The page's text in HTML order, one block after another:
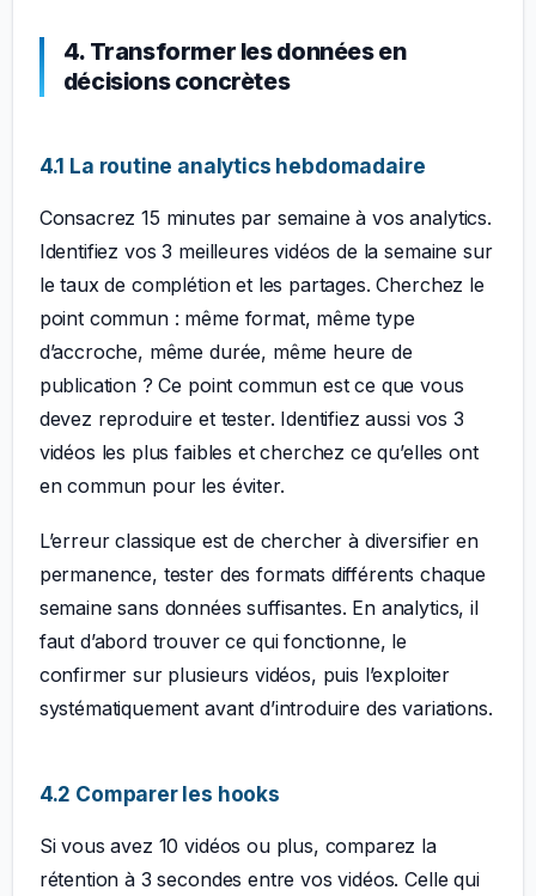
4. Transformer les données en
décisions concrètes
4.1 La routine analytics hebdomadaire
Consacrez 15 minutes par semaine à vos analytics.
Identifiez vos 3 meilleures vidéos de la semaine sur
le taux de complétion et les partages. Cherchez le
point commun : même format, même type
d’accroche, même durée, même heure de
publication ? Ce point commun est ce que vous
devez reproduire et tester. Identifiez aussi vos 3
vidéos les plus faibles et cherchez ce qu’elles ont
en commun pour les éviter.
L’erreur classique est de chercher à diversifier en
permanence, tester des formats différents chaque
semaine sans données suffisantes. En analytics, il
faut d’abord trouver ce qui fonctionne, le
confirmer sur plusieurs vidéos, puis l’exploiter
systématiquement avant d’introduire des variations.
4.2 Comparer les hooks
Si vous avez 10 vidéos ou plus, comparez la
rétention à 3 secondes entre vos vidéos. Celle qui